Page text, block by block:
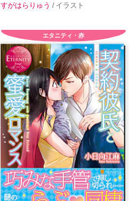
すがはらりゅう / イラスト
エタニティ・赤